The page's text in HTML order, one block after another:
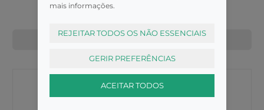
mais informações.
REJEITAR TODOS OS NÃO ESSENCIAIS
GERIR PREFERÊNCIAS
ACEITAR TODOS